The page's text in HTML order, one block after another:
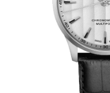
VŠE O NÁKUPU
WHATSAPP
VOLEJTE 9:00–18:00